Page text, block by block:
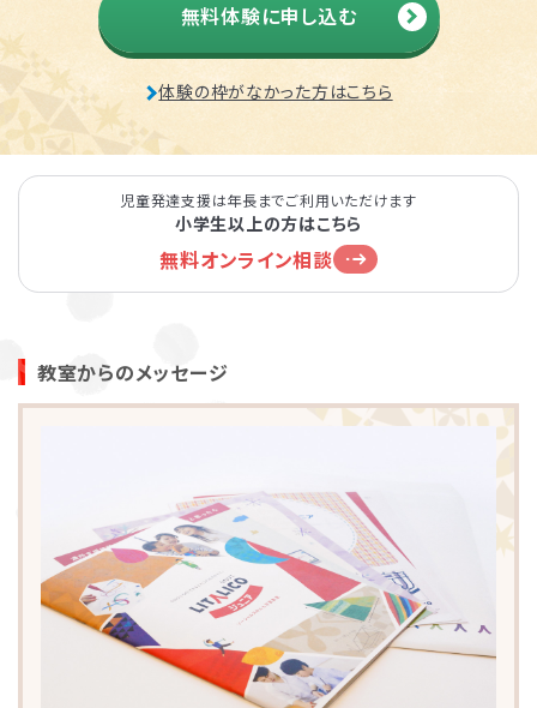
無料体験に申し込む
体験の枠がなかった方はこちら
児童発達支援は年長までご利用いただけます
小学生以上の方はこちら
無料オンライン相談
教室からのメッセージ